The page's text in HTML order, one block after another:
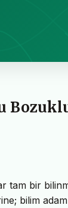
bir
bilim